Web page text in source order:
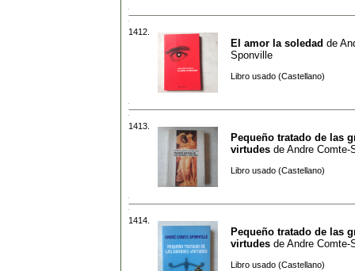
1412.
El amor la soledad de
Sponville
Libro usado (Castellano)
1413.
Pequeño tratado de las
virtudes de Andre Comte-
Libro usado (Castellano)
1414.
Pequeño tratado de las
virtudes de Andre Comte-
Libro usado (Castellano)